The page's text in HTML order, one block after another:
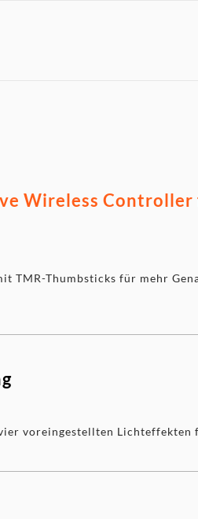
Wireless
TMR-Thumbsticks für mehr
voreingestellten